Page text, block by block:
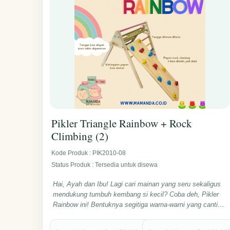
beli baru terus. Yuk, jadi ibu dan ayah jempolan yang
pinter dengan pilih mainan berkualitas untuk si buah hati.
Hubungi Mamanda Baby Needs sekarang untuk sewa dan
rasakan manfaatnya!
Pikler Triangle Rainbow + Rock
Climbing (2)
Kode Produk : PIK2010-08
Status Produk : Tersedia untuk disewa
Hai, Ayah dan Ibu! Lagi cari mainan yang seru sekaligus
mendukung tumbuh kembang si kecil? Coba deh, Pikler
Rainbow ini! Bentuknya segitiga warna-warni yang cantik,
eksplorasi. Tau gak, selain dipakai buat memanjat, bagian